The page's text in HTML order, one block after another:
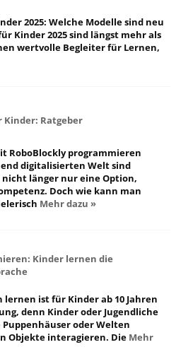
2025: Welche Modelle sind neu
Kinder 2025 sind längst mehr als
wertvolle Begleiter für Lernen,
Kinder: Ratgeber
RoboBlockly programmieren
digitalisierten Welt sind
länger nur eine Option,
Doch wie kann man
Mehr dazu »
Kinder lernen die
ist für Kinder ab 10 Jahren
denn Kinder oder Jugendliche
oder Welten
Objekte interagieren. Die Mehr